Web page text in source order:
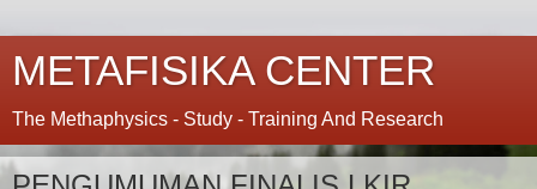
METAFISIKA CENTER
The Methaphysics - Study - Training And Research